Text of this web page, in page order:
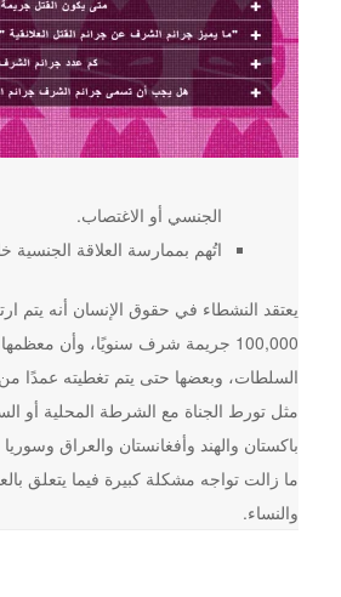
الجنسي أو الاغتصاب.
اتُهم بممارسة العلاقة الجنسية
يعتقد النشطاء في حقوق الإنسان أنه يتم
100,000 جريمة شرف سنويًا، وأن
السلطات، وبعضها حتى يتم تغطيته عمدًا
مثل تورط الجناة مع الشرطة المحلية أو
باكستان والهند وأفغانستان والعراق
ما زالت تواجه مشكلة كبيرة فيما يتعلق
والنساء.